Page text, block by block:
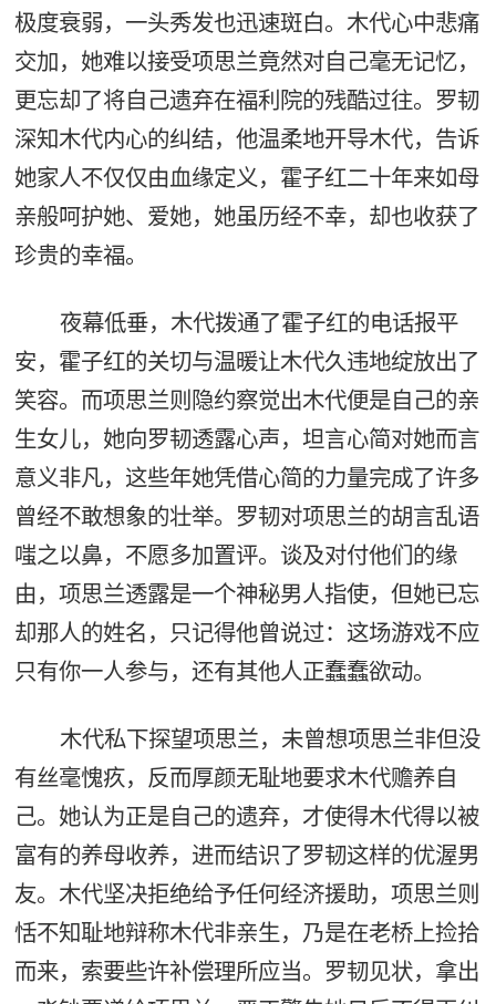
极度衰弱，一头秀发也迅速斑白。木代心中悲痛
交加，她难以接受项思兰竟然对自己毫无记忆，
更忘却了将自己遗弃在福利院的残酷过往。罗韧
深知木代内心的纠结，他温柔地开导木代，告诉
她家人不仅仅由血缘定义，霍子红二十年来如母
亲般呵护她、爱她，她虽历经不幸，却也收获了
珍贵的幸福。
夜幕低垂，木代拨通了霍子红的电话报平
安，霍子红的关切与温暖让木代久违地绽放出了
笑容。而项思兰则隐约察觉出木代便是自己的亲
生女儿，她向罗韧透露心声，坦言心简对她而言
意义非凡，这些年她凭借心简的力量完成了许多
曾经不敢想象的壮举。罗韧对项思兰的胡言乱语
嗤之以鼻，不愿多加置评。谈及对付他们的缘
由，项思兰透露是一个神秘男人指使，但她已忘
却那人的姓名，只记得他曾说过：这场游戏不应
只有你一人参与，还有其他人正蠢蠢欲动。
木代私下探望项思兰，未曾想项思兰非但没
有丝毫愧疚，反而厚颜无耻地要求木代赡养自
己。她认为正是自己的遗弃，才使得木代得以被
富有的养母收养，进而结识了罗韧这样的优渥男
友。木代坚决拒绝给予任何经济援助，项思兰则
恬不知耻地辩称木代非亲生，乃是在老桥上捡拾
而来，索要些许补偿理所应当。罗韧见状，拿出